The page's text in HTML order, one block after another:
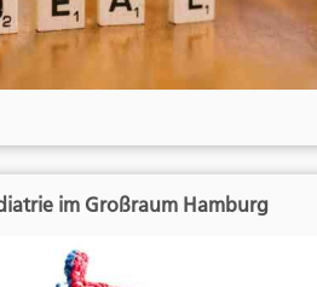
im Großraum Hamburg